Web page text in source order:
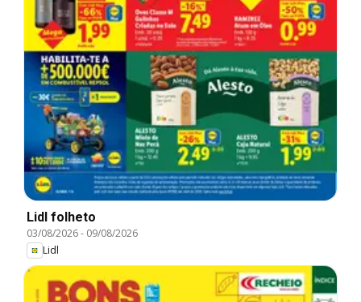
Lidl folheto
03/08/2026- 09/08/2026
Lidl